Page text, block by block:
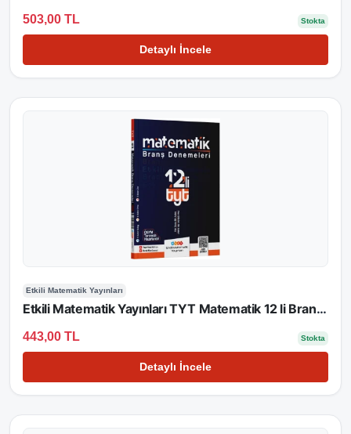
503,00 TL Stokta
Detaylı İncele
Etkili Matematik Yayınları
Etkili Matematik Yayınları TYT Matematik 12 li Branş Denemeleri
443,00 TL Stokta
Detaylı İncele